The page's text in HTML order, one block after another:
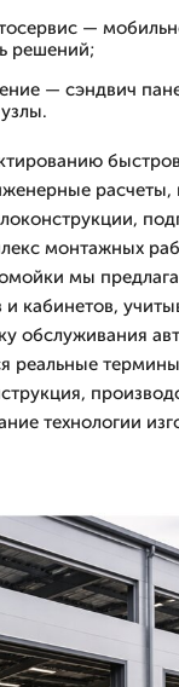
—
решений;
— сэндвич
расчеты,
монтажных
мы
кабинетов,
обслуживания
реальные
технологии